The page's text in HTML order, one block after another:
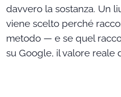
davvero la sostanza. Un
viene scelto perché
metodo — e se quel
su Google, il valore reale